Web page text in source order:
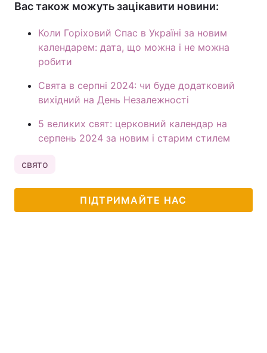
Вас також можуть зацікавити новини:
Коли Горіховий Спас в Україні за новим
календарем: дата, що можна і не можна
робити
Свята в серпні 2024: чи буде додатковий
вихідний на День Незалежності
5 великих свят: церковний календар на
серпень 2024 за новим і старим стилем
свято
ПІДТРИМАЙТЕ НАС